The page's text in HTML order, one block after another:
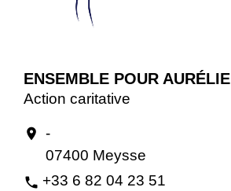
ENSEMBLE POUR AURÉLIE
Action caritative
location_on -
07400 Meysse
phone +33 6 82 04 23 51